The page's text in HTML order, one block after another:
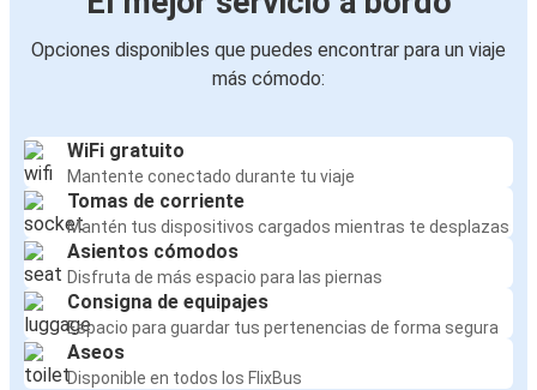
Opciones disponibles que puedes encontrar para un viaje
más cómodo:
WiFi gratuito
Mantente conectado durante tu viaje
Tomas de corriente
Mantén tus dispositivos cargados mientras te desplazas
Asientos cómodos
Disfruta de más espacio para las piernas
Consigna de equipajes
Espacio para guardar tus pertenencias de forma segura
Aseos
Disponible en todos los FlixBus